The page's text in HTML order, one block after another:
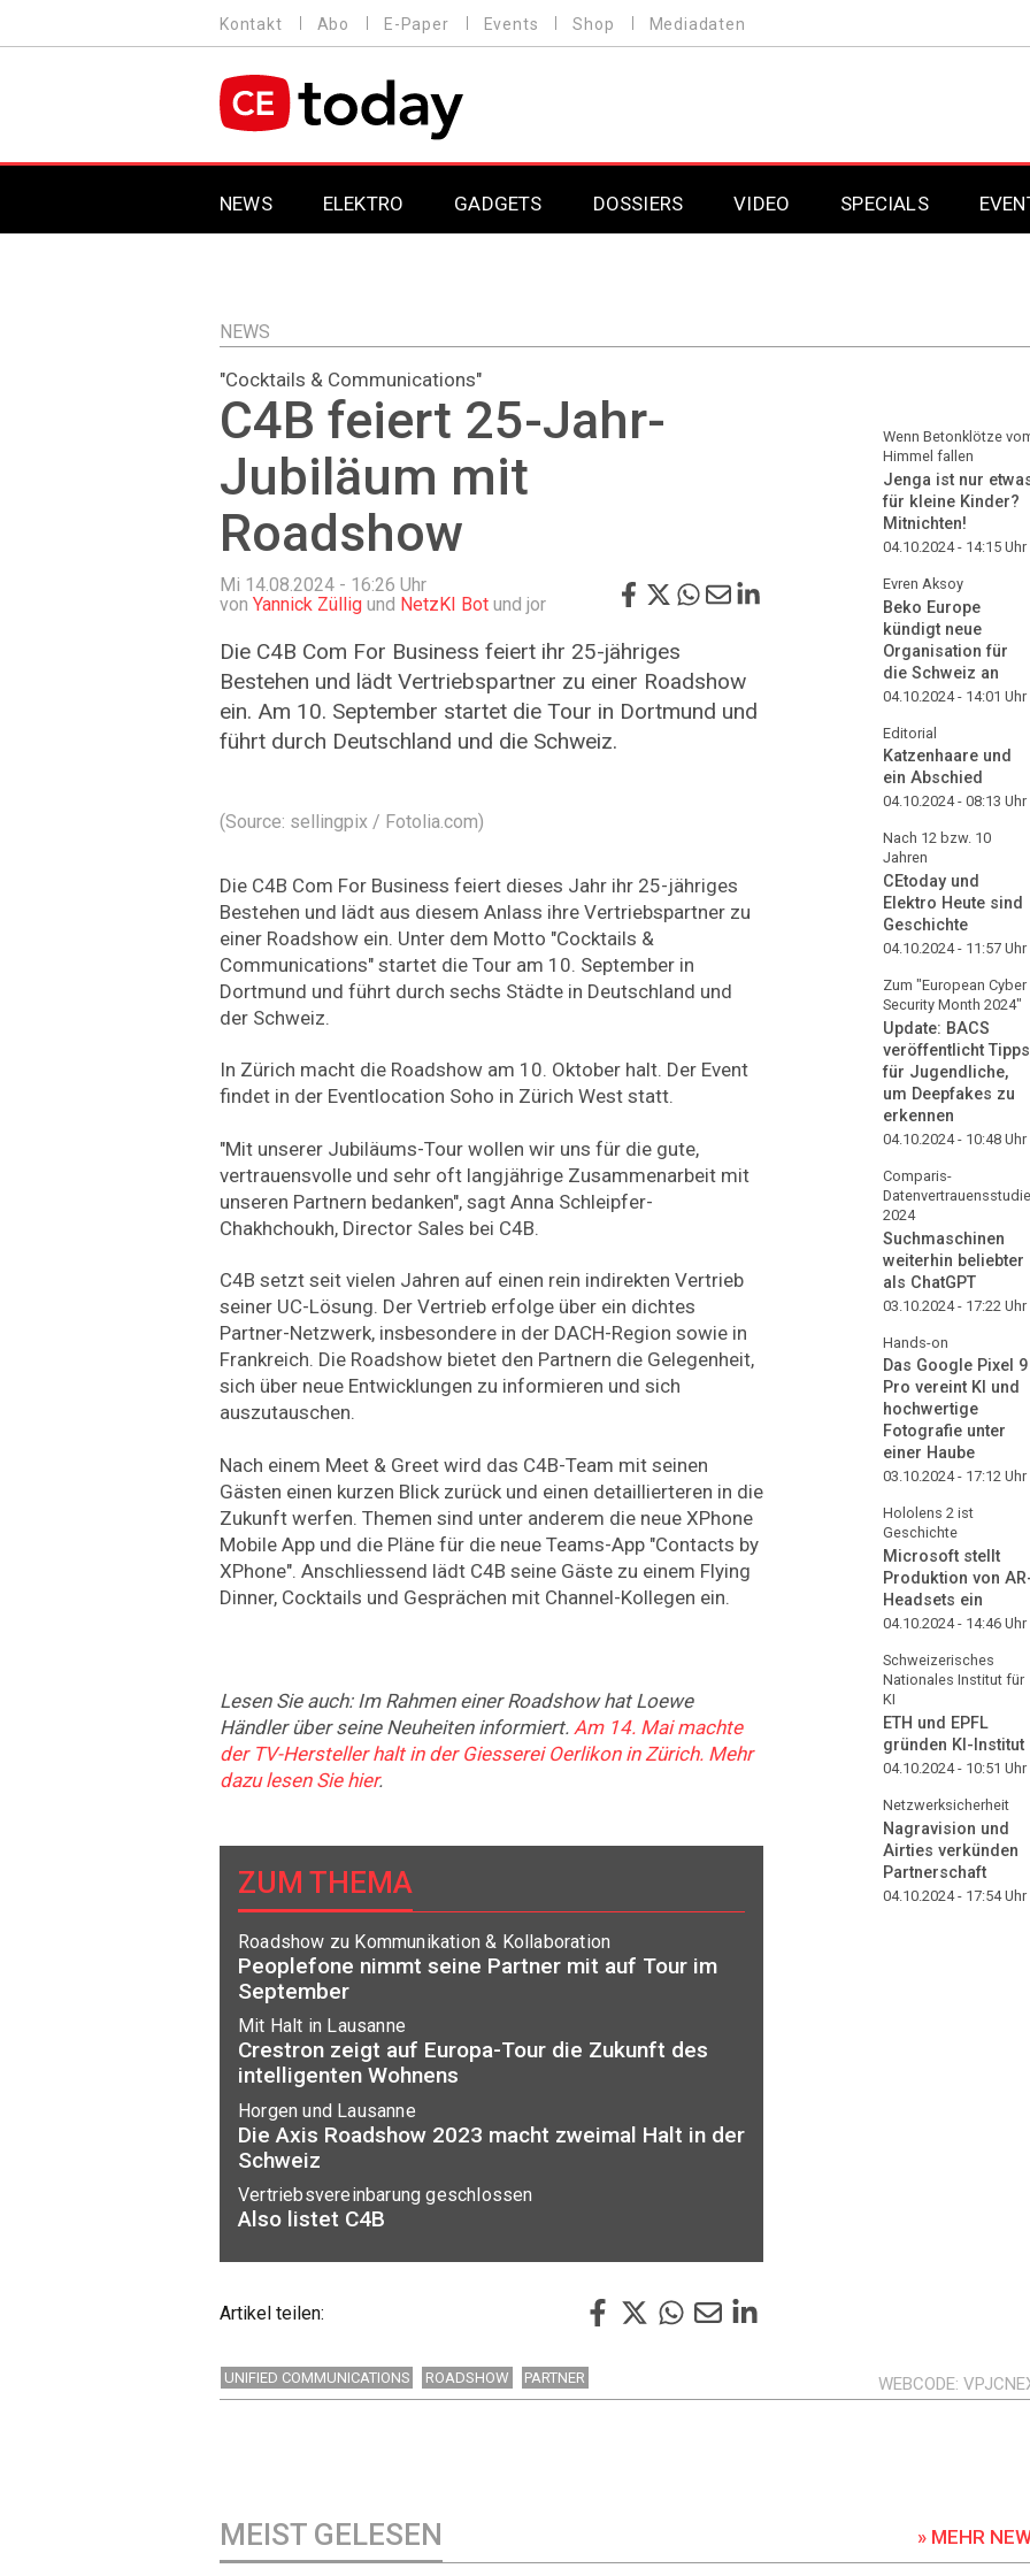
zum
MENU
Kontakt Abo E-Paper Events Shop Mediadaten
MAIN NAVIGATION
NEWS ELEKTRO GADGETS DOSSIERS
DAB+
VIDEO SPECIALS
Professional AV &
Professional AV &
NEWS
"Cocktails & Communications"
C4B feiert 25-Jahr-
Jubiläum mit
Roadshow
Mi 14.08.2024 - 16:26 Uhr
von Yannick Züllig und NetzKI Bot und jor
Die C4B Com For Business feiert ihr 25-jähriges
Bestehen und lädt Vertriebspartner zu einer Roadshow
ein. Am 10. September startet die Tour in Dortmund und
führt durch Deutschland und die Schweiz.
(Source: sellingpix / Fotolia.com)
Die C4B Com For Business feiert dieses Jahr ihr 25-jähriges
Bestehen und lädt aus diesem Anlass ihre Vertriebspartner zu
einer Roadshow ein. Unter dem Motto "Cocktails &
Communications" startet die Tour am 10. September in
Dortmund und führt durch sechs Städte in Deutschland und
der Schweiz.
In Zürich macht die Roadshow am 10. Oktober halt. Der Event
findet in der Eventlocation Soho in Zürich West statt.
"Mit unserer Jubiläums-Tour wollen wir uns für die gute,
vertrauensvolle und sehr oft langjährige Zusammenarbeit mit
unseren Partnern bedanken", sagt Anna Schleipfer-
Chakhchoukh, Director Sales bei C4B.
C4B setzt seit vielen Jahren auf einen rein indirekten Vertrieb
seiner UC-Lösung. Der Vertrieb erfolge über ein dichtes
Partner-Netzwerk, insbesondere in der DACH-Region sowie in
Frankreich. Die Roadshow bietet den Partnern die Gelegenheit,
sich über neue Entwicklungen zu informieren und sich
auszutauschen.
Nach einem Meet & Greet wird das C4B-Team mit seinen
Gästen einen kurzen Blick zurück und einen detaillierteren in die
Zukunft werfen. Themen sind unter anderem die neue XPhone
Mobile App und die Pläne für die neue Teams-App "Contacts by
XPhone". Anschliessend lädt C4B seine Gäste zu einem Flying
Dinner, Cocktails und Gesprächen mit Channel-Kollegen ein.
Lesen Sie auch: Im Rahmen einer Roadshow hat Loewe
Händler über seine Neuheiten informiert. Am 14. Mai machte
der TV-Hersteller halt in der Giesserei Oerlikon in Zürich. Mehr
dazu lesen Sie hier.
ZUM THEMA
Roadshow zu Kommunikation & Kollaboration
Peoplefone nimmt seine Partner mit auf Tour im
September
Mit Halt in Lausanne
Crestron zeigt auf Europa-Tour die Zukunft des
intelligenten Wohnens
Horgen und Lausanne
Die Axis Roadshow 2023 macht zweimal Halt in der
Schweiz
Vertriebsvereinbarung geschlossen
Also listet C4B
Artikel teilen:
Wenn Betonklötze
Himmel fallen
Jenga ist nur
für kleine Kinder?
Mitnichten!
04.10.2024 - 14:15 Uhr
Evren Aksoy
Beko Europe
kündigt neue
Organisation für
die Schweiz an
04.10.2024 - 14:01 Uhr
Editorial
Katzenhaare und
ein Abschied
04.10.2024 - 08:13 Uhr
Nach 12 bzw. 10
Jahren
CEtoday und
Elektro Heute sind
Geschichte
04.10.2024 - 11:57 Uhr
Zum "European Cyber
Security Month 2024"
Update: BACS
veröffentlicht Tipps
für Jugendliche,
um Deepfakes zu
erkennen
04.10.2024 - 10:48 Uhr
Comparis-
Datenvertrauensstudie
2024
Suchmaschinen
weiterhin beliebter
als ChatGPT
03.10.2024 - 17:22 Uhr
Hands-on
Das Google Pixel 9
Pro vereint KI und
hochwertige
Fotografie unter
einer Haube
03.10.2024 - 17:12 Uhr
Hololens 2 ist
Geschichte
Microsoft stellt
Produktion von
Headsets ein
04.10.2024 - 14:46 Uhr
Schweizerisches
Nationales Institut für
KI
ETH und EPFL
gründen KI-Institut
04.10.2024 - 10:51 Uhr
Netzwerksicherheit
Nagravision und
Airties verkünden
Partnerschaft
04.10.2024 - 17:54Uhr
UNIFIED COMMUNICATIONS ROADSHOW PARTNER WEBCODE
MEIST GELESEN » MEHR